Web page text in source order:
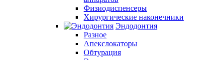
Физиодиспенсеры
Хирургические наконечники
Эндодонтия
Разное
Апекслокаторы
Обтурация